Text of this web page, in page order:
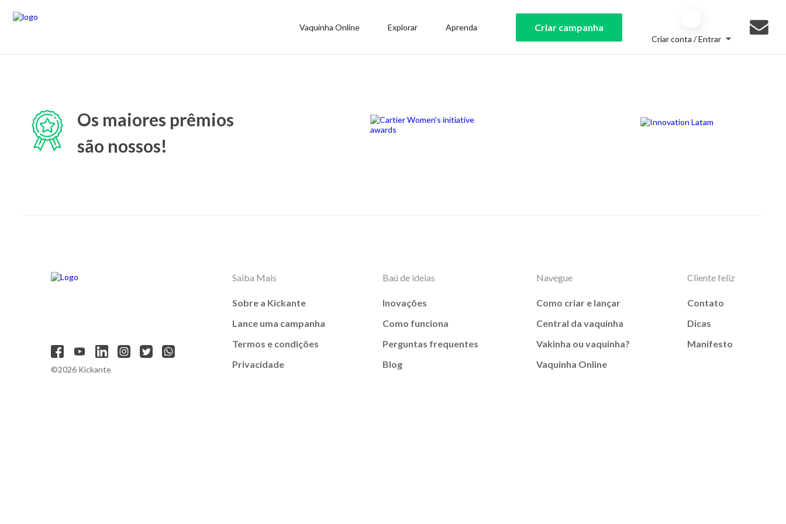
Vaquinha Online Explorar Aprenda Criar campanha
Criar conta / Entrar
Os maiores prêmios
são nossos!
©2026 Kickante
Saiba Mais
Sobre a Kickante
Lance uma campanha
Termos e condições
Privacidade
Baú de ideias
Inovações
Como funciona
Perguntas frequentes
Blog
Navegue
Como criar e lançar
Central da vaquinha
Vakinha ou vaquinha?
Vaquinha Online
Cliente feliz
Contato
Dicas
Manifesto